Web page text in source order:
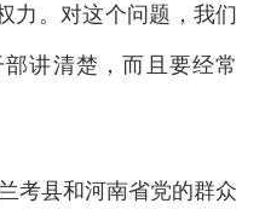
力。对这个问题，我们
讲清楚，而且要经常
考县和河南省党的群众